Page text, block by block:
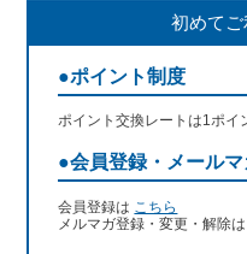
初めて
●ポイント制度
ポイント交換レートは1ポイ
●会員登録・メール
会員登録は こちら
メルマガ登録・変更・解除は